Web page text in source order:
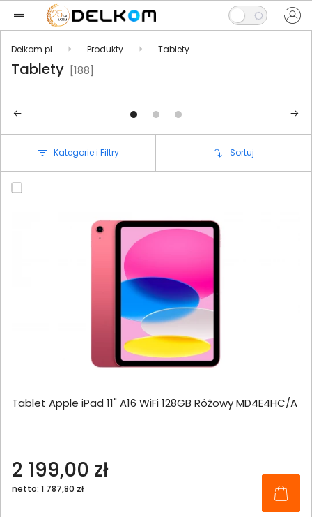
Delkom.pl Produkty Tablety
Tablety [188]
Kategorie i Filtry Sortuj
Tablet Apple iPad 11" A16 WiFi 128GB Różowy MD4E4HC/A
2 199,00 zł
netto: 1 787,80 zł